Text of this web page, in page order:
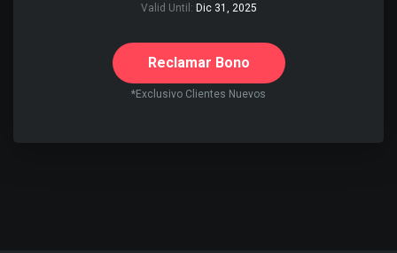
Valid Until: Dic 31, 2025
Reclamar Bono
*Exclusivo Clientes Nuevos